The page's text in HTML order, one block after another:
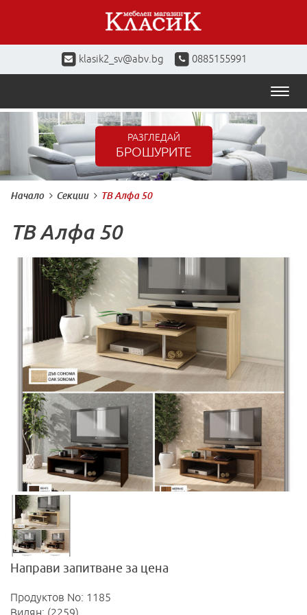
klasik2_sv@abv.bg 0885155991
РАЗГЛЕДАЙ
БРОШУРИТЕ
Начало Секции ТВ Алфа 50
ТВ Алфа 50
Направи запитване за цена
Продуктов No: 1185